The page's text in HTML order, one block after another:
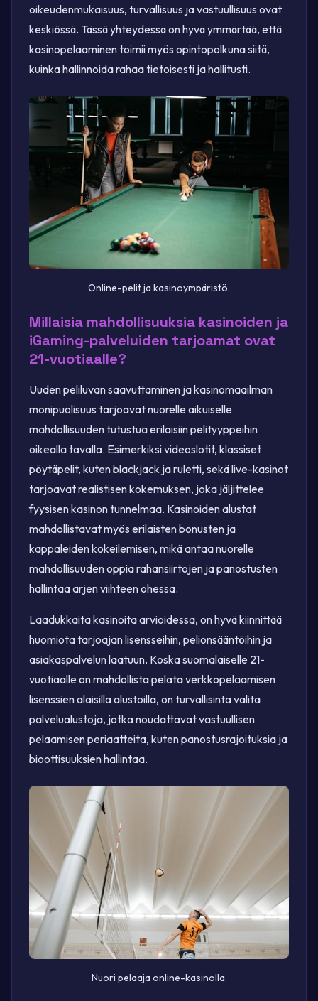
oikeudenmukaisuus, turvallisuus ja vastuullisuus ovat
keskiössä. Tässä yhteydessä on hyvä ymmärtää, että
kasinopelaaminen toimii myös opintopolkuna siitä,
kuinka hallinnoida rahaa tietoisesti ja hallitusti.
Online-pelit ja kasinoympäristö.
Millaisia mahdollisuuksia kasinoiden ja
iGaming-palveluiden tarjoamat ovat
21-vuotiaalle?
Uuden peliluvan saavuttaminen ja kasinomaailman
monipuolisuus tarjoavat nuorelle aikuiselle
mahdollisuuden tutustua erilaisiin pelityyppeihin
oikealla tavalla. Esimerkiksi videoslotit, klassiset
pöytäpelit, kuten blackjack ja ruletti, sekä live-kasinot
tarjoavat realistisen kokemuksen, joka jäljittelee
fyysisen kasinon tunnelmaa. Kasinoiden alustat
mahdollistavat myös erilaisten bonusten ja
kappaleiden kokeilemisen, mikä antaa nuorelle
mahdollisuuden oppia rahansiirtojen ja panostusten
hallintaa arjen viihteen ohessa.
Laadukkaita kasinoita arvioidessa, on hyvä kiinnittää
huomiota tarjoajan lisensseihin, pelionsääntöihin ja
asiakaspalvelun laatuun. Koska suomalaiselle 21-
vuotiaalle on mahdollista pelata verkkopelaamisen
lisenssien alaisilla alustoilla, on turvallisinta valita
palvelualustoja, jotka noudattavat vastuullisen
pelaamisen periaatteita, kuten panostusrajoituksia ja
bioottisuuksien hallintaa.
Nuori pelaaja online-kasinolla.